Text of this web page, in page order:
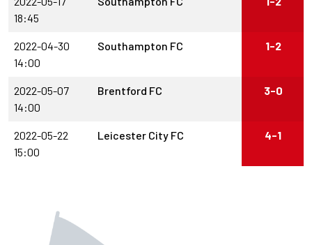
18:45
2022-04-30
14:00
Southampton FC 1-2
2022-05-07
14:00
Brentford FC 3-0
2022-05-22
15:00
Leicester City FC 4-1